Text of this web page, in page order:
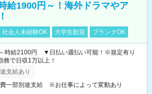
給1900円～！海外ドラマやア
社会人未経験OK 大学生歓迎 ブランクOK
時給2100円 ▼日払い週払い可能！※規定有り
で日収1万以上！
支給あり
一部別途支給 ※お仕事によって変動あり